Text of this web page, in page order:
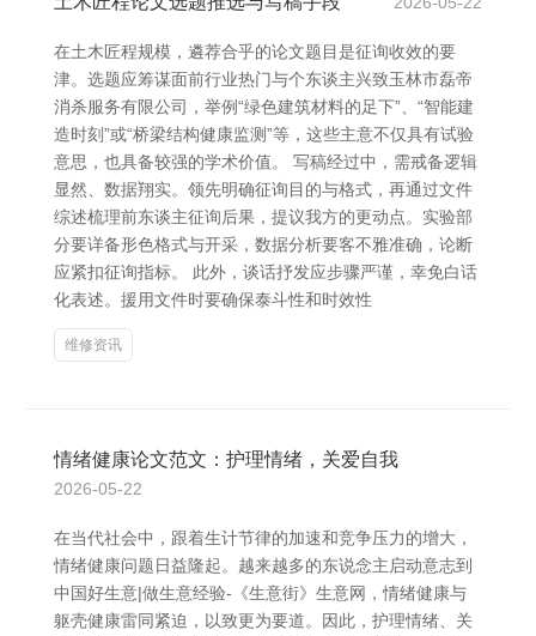
在土木匠程规模，遴荐合乎的论文题目是征询收效的要
津。选题应筹谋面前行业热门与个东谈主兴致玉林市磊帝
消杀服务有限公司，举例“绿色建筑材料的足下”、“智能建
造时刻”或“桥梁结构健康监测”等，这些主意不仅具有试验
意思，也具备较强的学术价值。 写稿经过中，需戒备逻辑
显然、数据翔实。领先明确征询目的与格式，再通过文件
综述梳理前东谈主征询后果，提议我方的更动点。实验部
分要详备形色格式与开采，数据分析要客不雅准确，论断
应紧扣征询指标。 此外，谈话抒发应步骤严谨，幸免白话
化表述。援用文件时要确保泰斗性和时效性
维修资讯
情绪健康论文范文：护理情绪，关爱自我
2026-05-22
在当代社会中，跟着生计节律的加速和竞争压力的增大，
情绪健康问题日益隆起。越来越多的东说念主启动意志到
中国好生意|做生意经验-《生意街》生意网，情绪健康与
躯壳健康雷同紧迫，以致更为要道。因此，护理情绪、关